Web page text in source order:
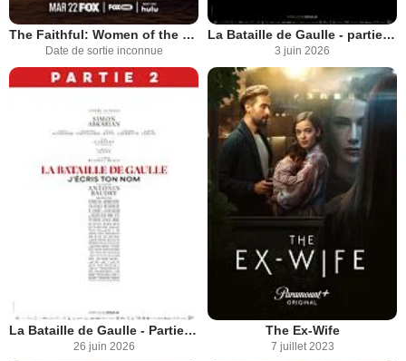
The Faithful: Women of the Bible
Date de sortie inconnue
La Bataille de Gaulle - partie 1 : L'Âge de Fer
3 juin 2026
La Bataille de Gaulle - Partie 2 : J’écris ton nom
26 juin 2026
The Ex-Wife
7 juillet 2023